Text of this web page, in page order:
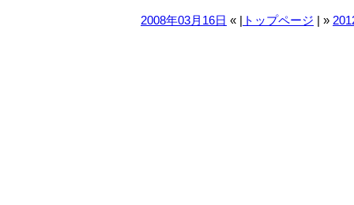
2008年03月16日 « | トップページ | »